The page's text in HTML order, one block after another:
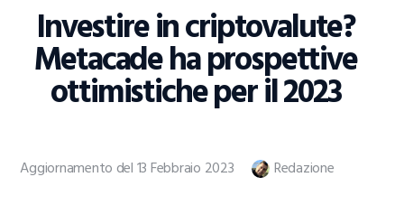
Investire in criptovalute?
Metacade ha prospettive
ottimistiche per il 2023
Guide Al Trading
Criptovalute
Aggiornamento del 13 Febbraio 2023 Redazione